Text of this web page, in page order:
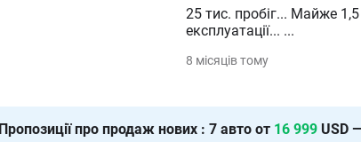
25 тис. пробіг... Майже
експлуатації... ...
8 місяців тому
Пропозиції про продаж нових : 7авто от 16 999USD